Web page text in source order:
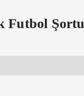
Futbol Şortu